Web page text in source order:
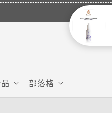
部落格